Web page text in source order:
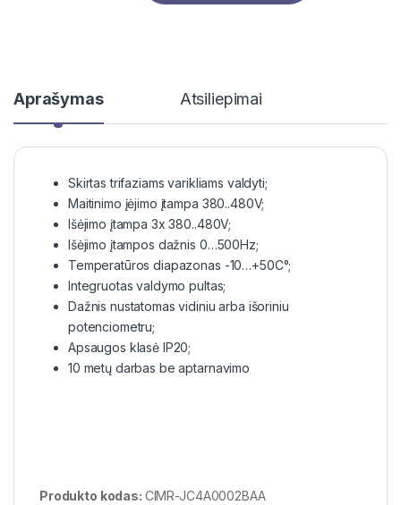
Aprašymas Atsiliepimai
Skirtas trifaziams varikliams valdyti;
Maitinimo įėjimo įtampa 380..480V;
Išėjimo įtampa 3x 380..480V;
Išėjimo įtampos dažnis 0…500Hz;
Temperatūros diapazonas -10…+50C°;
Integruotas valdymo pultas;
Dažnis nustatomas vidiniu arba išoriniu
potenciometru;
Apsaugos klasė IP20;
10 metų darbas be aptarnavimo
Produkto kodas: CIMR-JC4A0002BAA